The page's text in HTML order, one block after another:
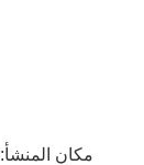
مكان المنشأ: